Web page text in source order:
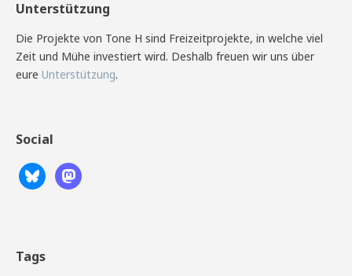
Unterstützung
Die Projekte von Tone H sind Freizeitprojekte, in welche viel
Zeit und Mühe investiert wird. Deshalb freuen wir uns über
eure Unterstützung.
Social
Tags